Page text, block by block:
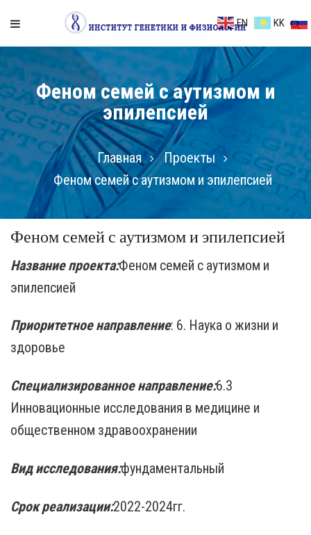
Феном семей с аутизмом и
эпилепсией
Главная
Проекты
Феном семей с аутизмом и эпилепсией
Феном семей с аутизмом и эпилепсией
Название проекта:Феном семей с аутизмом и
эпилепсией
Приоритетное направление: 6. Наука о жизни и
здоровье
Специализированное направление:6.3
Инновационные исследования в медицине и
общественном здравоохранении
Вид исследования:фундаментальный
Срок реализации:2022-2024гг.
EN KK